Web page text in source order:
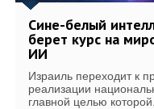
Сине-белый
берет курс на
ИИ
Израиль переходит к
реализации
главной целью